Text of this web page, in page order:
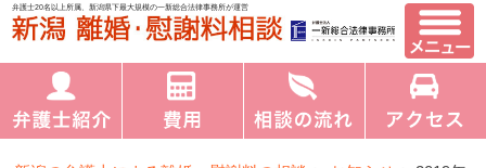
弁護士20名以上所属、新潟県下最大規模の一新総合法律事務所が運営